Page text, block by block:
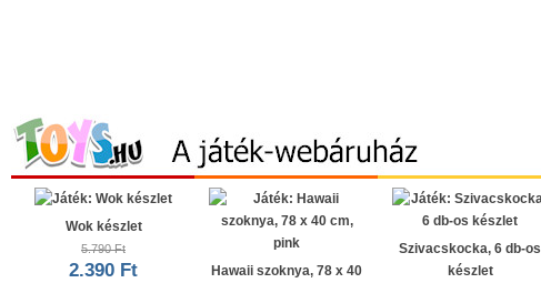
Wok készlet
5.790 Ft
2.390 Ft Hawaii szoknya, 78 x 40
Szivacskocka, 6 db-os
készlet